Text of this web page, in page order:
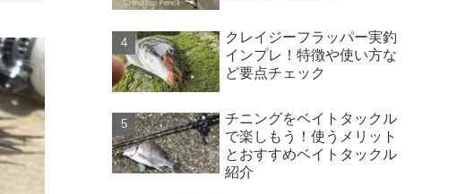
クレイジーフラッパー実釣
インプレ！特徴や使い方な
ど要点チェック
チニングをベイトタックル
で楽しもう！使うメリット
とおすすめベイトタックル
紹介